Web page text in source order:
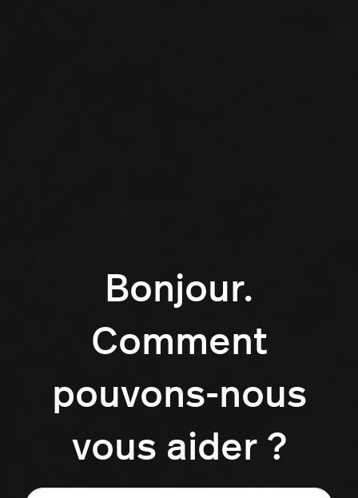
Bonjour.
Comment
pouvons-nous
vous aider ?